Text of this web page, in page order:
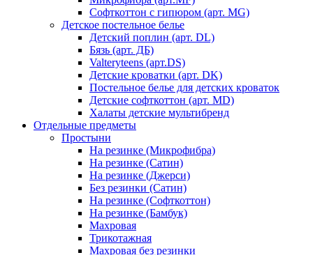
Софткоттон с гипюром (арт. MG)
Детское постельное белье
Детский поплин (арт. DL)
Бязь (арт. ДБ)
Valteryteens (арт.DS)
Детские кроватки (арт. DK)
Постельное белье для детских кроваток
Детские софткоттон (арт. MD)
Халаты детские мультибренд
Отдельные предметы
Простыни
На резинке (Микрофибра)
На резинке (Сатин)
На резинке (Джерси)
Без резинки (Сатин)
На резинке (Софткоттон)
На резинке (Бамбук)
Махровая
Трикотажная
Махровая без резинки